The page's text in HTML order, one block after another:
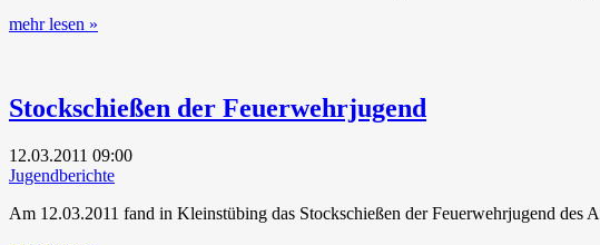
mehr lesen »
Stockschießen der Feuerwehrjugend
12.03.2011 09:00
Jugendberichte
Am 12.03.2011 fand in Kleinstübing das Stockschießen der Feuerwehrjugend des